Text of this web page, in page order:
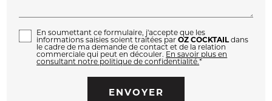
En soumettant ce formulaire, j'accepte que les
informations saisies soient traitées parOZ COCKTAILdans
le cadre de ma demande de contact et de la relation
commerciale qui peut en découler. En savoir plus en
consultant notre politique de confidentialité.*